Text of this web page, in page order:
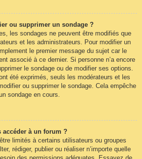
ou supprimer un sondage ?
les sondages ne peuvent être modifiés que
et les administrateurs. Pour modifier un
le premier message du sujet car le
associé à ce dernier. Si personne n’a encore
le sondage ou de modifier ses options.
été exprimés, seuls les modérateurs et les
ou supprimer le sondage. Cela empêche
sondage en cours.
accéder à un forum ?
limités à certains utilisateurs ou groupes
rédiger, publier ou réaliser n’importe quelle